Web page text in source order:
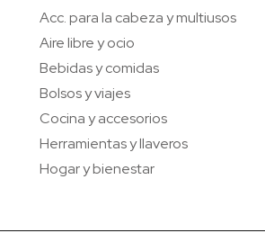
Acc. para la cabeza y multiusos
Aire libre y ocio
Bebidas y comidas
Bolsos y viajes
Cocina y accesorios
Herramientas y llaveros
Hogar y bienestar